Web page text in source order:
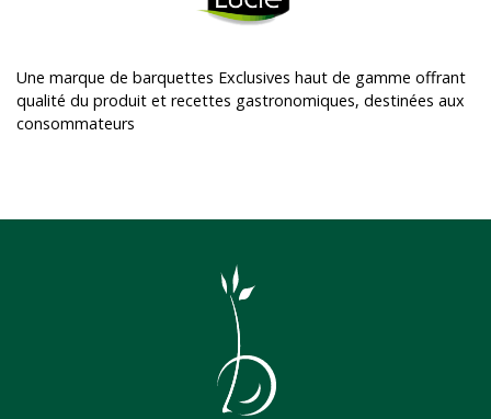
Une marque de barquettes Exclusives haut de gamme offrant
qualité du produit et recettes gastronomiques, destinées aux
consommateurs